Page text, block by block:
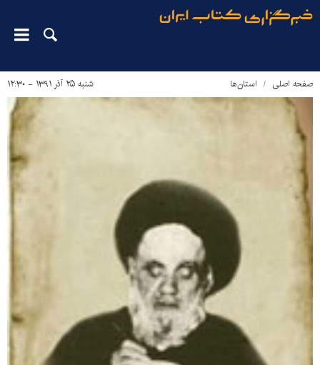
صفحه اصلی استان‌ها شنبه ۲۵ آذر ۱۳۹۱ - ۱۲:۳۰